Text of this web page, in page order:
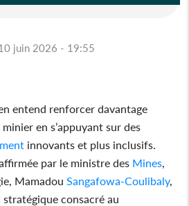
juin 2026 - 19:55
entend renforcer davantage
en s’appuyant sur des
innovants et plus inclusifs.
par le ministre des Mines
Mamadou Sangafowa-Coulibaly,
stratégique consacré au